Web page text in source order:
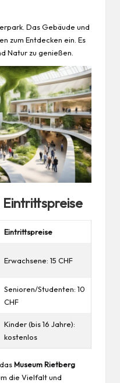
Das Gebäude und
zum Entdecken ein. Es
Natur zu genießen.
Eintrittspreise
Erwachsene: 15 CHF
Senioren/Studenten: 10
CHF
Kinder(bis 16 Jahre):
kostenlos
Museum Rietberg
die Vielfalt und